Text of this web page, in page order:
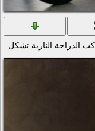
والمشروبات
والداخلية
النارية